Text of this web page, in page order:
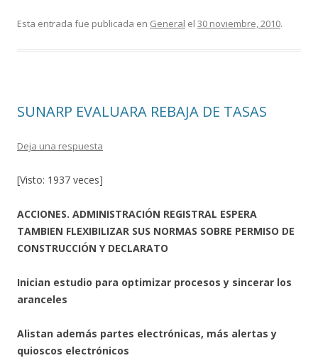
e
k
itt m
r
Esta entrada fue publicada en General el 30 noviembre, 2010.
SUNARP EVALUARA REBAJA DE TASAS
Deja una respuesta
[Visto: 1937 veces]
ACCIONES. ADMINISTRACIÓN REGISTRAL ESPERA
TAMBIEN FLEXIBILIZAR SUS NORMAS SOBRE PERMISO DE
CONSTRUCCIÓN Y DECLARATO
Inician estudio para optimizar procesos y sincerar los
aranceles
Alistan además partes electrónicas, más alertas y
quioscos electrónicos